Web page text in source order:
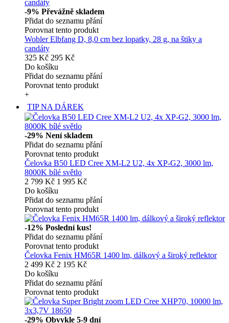
-9% Převážně skladem
Přidat do seznamu přání
Porovnat tento produkt
Wobler Elbfang D, 8,0 cm bez lopatky, 28 g, na štiky a
candáty
325 Kč 295 Kč
Do košíku
Přidat do seznamu přání
Porovnat tento produkt
+
TIP NA DÁREK
-29% Není skladem
Přidat do seznamu přání
Porovnat tento produkt
Čelovka B50 LED Cree XM-L2 U2, 4x XP-G2, 3000 lm,
8000K bílé světlo
2 799 Kč 1 995 Kč
Do košíku
Přidat do seznamu přání
Porovnat tento produkt
-12% Poslední kus!
Přidat do seznamu přání
Porovnat tento produkt
Čelovka Fenix HM65R 1400 lm, dálkový a široký reflektor
2 499 Kč 2 195 Kč
Do košíku
Přidat do seznamu přání
Porovnat tento produkt
-29% Obvykle 5-9 dní